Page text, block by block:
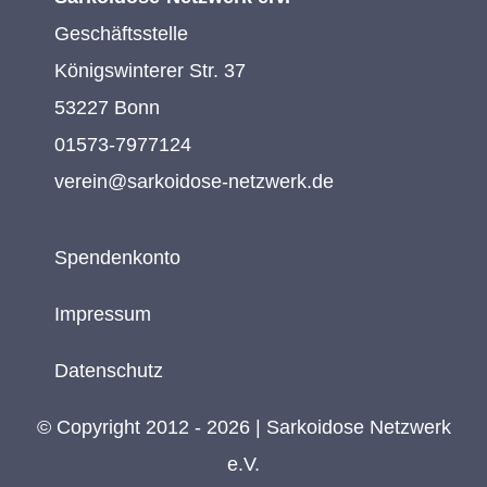
Geschäftsstelle
Königswinterer Str. 37
53227 Bonn
01573-7977124
verein@sarkoidose-netzwerk.de
Spendenkonto
Impressum
Datenschutz
© Copyright 2012 - 2026 | Sarkoidose Netzwerk
e.V.